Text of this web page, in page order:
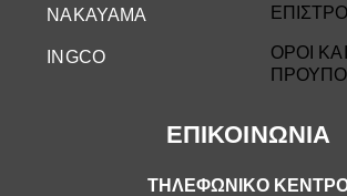
ΕΠΙΚΟΙΝΩΝΙΑ
ΤΗΛΕΦΩΝΙΚΟ
NAKAYAMA
INGCO
ΟΡΟΙ ΚΑΙ